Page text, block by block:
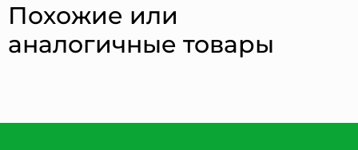
Похожие или
аналогичные товары